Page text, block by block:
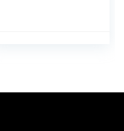
Pappbilderbuch –